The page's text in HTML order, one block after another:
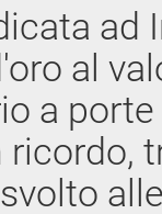
ad
al
a
ricordo,